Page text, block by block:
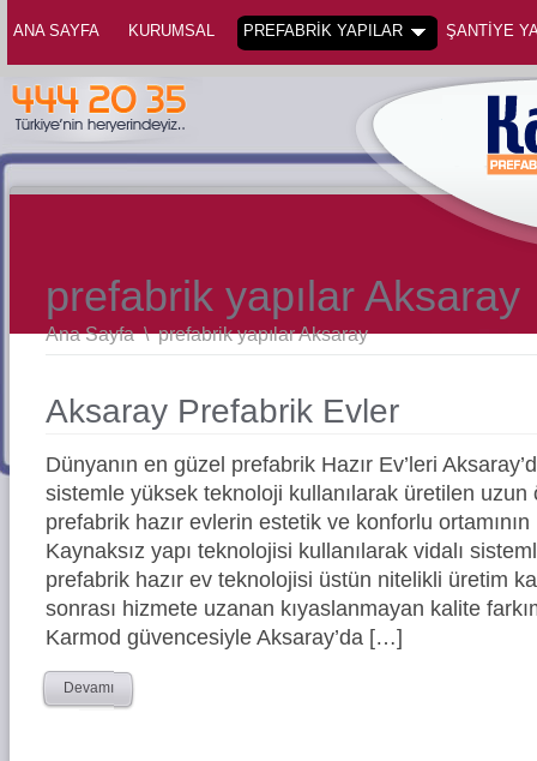
ANA SAYFA KURUMSAL PREFABRİK YAPILAR ŞANTİYE
prefabrik yapılar Aksaray
Ana Sayfa \prefabrik yapılar Aksaray
Aksaray Prefabrik Evler
Dünyanın en güzel prefabrik Hazır Ev’leri
sistemle yüksek teknoloji kullanılarak üretilen
prefabrik hazır evlerin estetik ve konforlu ortamının
Kaynaksız yapı teknolojisi kullanılarak vidalı
prefabrik hazır ev teknolojisi üstün nitelikli üretim
sonrası hizmete uzanan kıyaslanmayan kalite
Karmod güvencesiyle Aksaray’da […]
Devamı